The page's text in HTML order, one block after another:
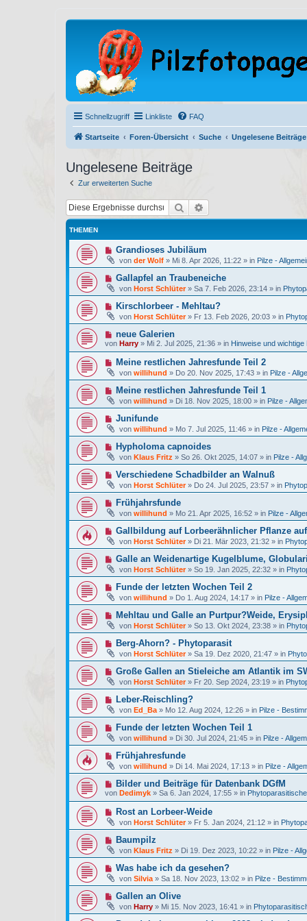
Schnellzugriff Linkliste FAQ
Startseite Foren-Übersicht Suche Ungelesene Beiträge
Ungelesene Beiträge
Zur erweiterten Suche
Suche
THEMEN
N
u
B
e
t
r
g
Grandioses Jubiläum
von der Wolf » Mi 8. Apr 2026, 11:22 » in Pilze -
N
u
e
B
e
t
r
a
g
Gallapfel an Traubeneiche
von Horst Schlüter» Sa 7. Feb 2026, 23:14 » in
N
u
B
e
t
r
a
g
Kirschlorbeer - Mehltau?
von Horst Schlüter» Fr 13. Feb 2026, 20:03 » in
N
e
u
e
B
e
t
r
g
neue Galerien
von Harry » Mi 2. Jul 2025, 21:36 » in Hinweise und wichtige
N
u
e
B
e
t
r
a
g
Meine restlichen Jahresfunde Teil 2
von willihund » Do 20. Nov 2025, 17:43 » in Pilze -
N
u
B
e
t
r
a
Meine restlichen Jahresfunde Teil 1
von willihund » Di 18. Nov 2025, 18:00 » in Pilze -
N
u
e
B
e
t
r
a
g
Junifunde
von willihund » Mo 7. Jul 2025, 11:46 » in Pilze -
N
u
e
B
e
t
r
a
g
Hypholoma capnoides
von Klaus Fritz » So 26. Okt 2025, 14:07 » in Pilze -
N
u
e
B
e
t
r
a
g
Verschiedene Schadbilder an Walnuß
von Horst Schlüter» Do 24. Jul 2025, 23:57 » in
N
u
B
e
t
r
a
g
Frühjahrsfunde
von willihund » Mo 21. Apr 2025, 16:52 » in Pilze -
N
u
B
e
t
r
a
g
Gallbildung auf Lorbeerähnlicher Pflanze
von Horst Schlüter» Di 21. Mär 2023, 21:32 » in
N
u
e
B
e
t
r
a
g
Galle an Weidenartige Kugelblume,
von Horst Schlüter» So 19. Jan 2025, 22:32 » in
N
u
e
B
e
t
r
a
g
Funde der letzten Wochen Teil 2
von willihund » Do 1. Aug 2024, 14:17 » in Pilze -
N
u
e
B
e
t
r
a
g
Mehltau und Galle an Purtpur?Weide,
von Horst Schlüter» So 13. Okt 2024, 23:38 » in
N
u
B
e
t
r
a
g
Berg-Ahorn? - Phytoparasit
von Horst Schlüter» Sa 19. Dez 2020, 21:47 » in
N
u
e
B
e
t
r
a
g
Große Gallen an Stieleiche am Atlantik im
von Horst Schlüter» Fr 20. Sep 2024, 23:19 » in
N
u
e
B
e
t
r
a
g
Leber-Reischling?
von Ed_Ba » Mo 12. Aug 2024, 12:26 » in Pilze -
N
u
e
B
e
t
r
a
g
Funde der letzten Wochen Teil 1
von willihund » Di 30. Jul 2024, 21:45 » in Pilze -
N
u
e
B
e
t
r
a
g
Frühjahresfunde
von willihund » Di 14. Mai 2024, 17:13 » in Pilze -
N
e
u
e
B
e
t
r
a
g
Bilder und Beiträge für Datenbank DGfM
von Dedimyk » Sa 6. Jan 2024, 17:55 » in
N
u
e
B
e
t
r
a
g
Rost an Lorbeer-Weide
von Horst Schlüter» Fr 5. Jan 2024, 21:12 » in
N
u
e
B
e
t
r
Baumpilz
von Klaus Fritz » Di 19. Dez 2023, 10:22 » in Pilze -
N
u
B
e
Was habe ich da gesehen?
von Silvia » Sa 18. Nov 2023, 13:02 » in Pilze -
N
u
e
Gallen an Olive
von Harry » Mi 15. Nov 2023, 16:41 » in